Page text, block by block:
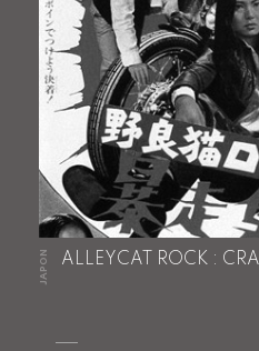
JAPON ALLEYCAT ROCK :